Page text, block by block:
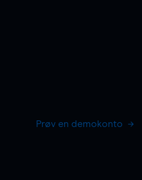
Prøv en demokonto